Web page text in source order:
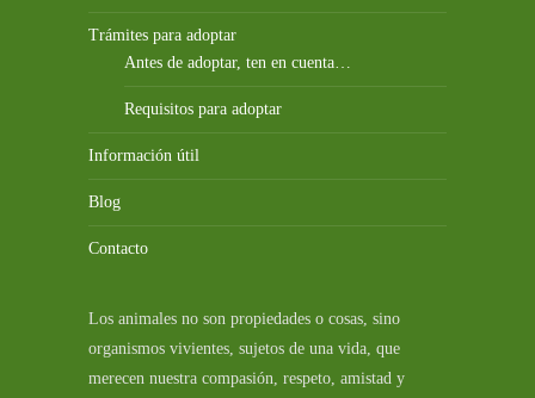
Trámites para adoptar
Antes de adoptar, ten en cuenta…
Requisitos para adoptar
Información útil
Blog
Contacto
Los animales no son propiedades o cosas, sino
organismos vivientes, sujetos de una vida, que
merecen nuestra compasión, respeto, amistad y